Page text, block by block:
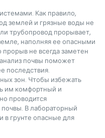
Как правило,
землей и грязные воды не
трубопровод прорывает,
наполняя ее опасными
не всегда заметен
почвы поможет
последствия.
зон. Чтобы избежать
им комфортный и
проводится
В лабораторный
в грунте опасные для